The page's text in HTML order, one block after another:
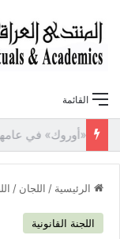
القائمة
الرئيسية / اللجان /
اللجنة القانونية